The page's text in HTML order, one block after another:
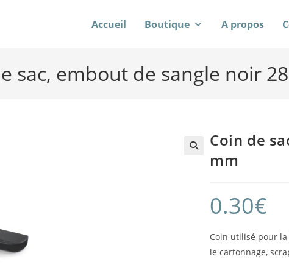
Accueil Boutique A propos
sac, embout de sangle noir
Coin de
mm
0.30€
Coin utilisé pour
le cartonnage,